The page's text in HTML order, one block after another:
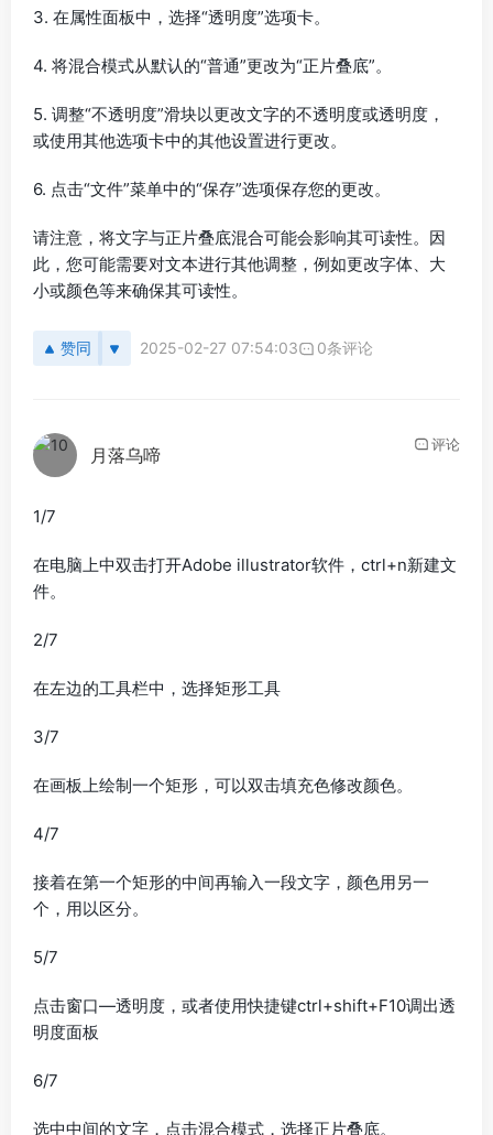
3. 在属性面板中，选择“透明度”选项卡。
4. 将混合模式从默认的“普通”更改为“正片叠底”。
5. 调整“不透明度”滑块以更改文字的不透明度或透明度，
或使用其他选项卡中的其他设置进行更改。
6. 点击“文件”菜单中的“保存”选项保存您的更改。
请注意，将文字与正片叠底混合可能会影响其可读性。因
此，您可能需要对文本进行其他调整，例如更改字体、大
小或颜色等来确保其可读性。
赞同 2025-02-27 07:54:03 0条评论
月落乌啼 评论
1/7
在电脑上中双击打开Adobe illustrator软件，ctrl+n新建文
件。
2/7
在左边的工具栏中，选择矩形工具
3/7
在画板上绘制一个矩形，可以双击填充色修改颜色。
4/7
接着在第一个矩形的中间再输入一段文字，颜色用另一
个，用以区分。
5/7
点击窗口—透明度，或者使用快捷键ctrl+shift+F10调出透
明度面板
6/7
选中中间的文字，点击混合模式，选择正片叠底。